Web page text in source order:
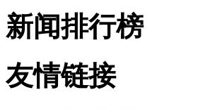
新闻排行榜
友情链接